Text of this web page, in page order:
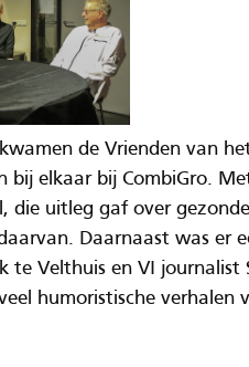
de Vrienden van
bij elkaar bij CombiGro.
die uitleg gaf over
Daarnaast was er
te Velthuis en VI
humoristische verhalen